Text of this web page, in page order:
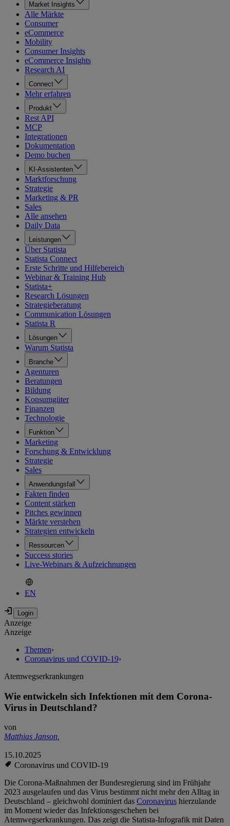
Market Insights
Alle Märkte
Consumer
eCommerce
Mobility
Consumer Insights
eCommerce Insights
Research AI
Connect
Mehr erfahren
Produkt
Rest API
MCP
Integrationen
Dokumentation
Demo buchen
KI-Assistenten
Marktforschung
Strategie
Marketing & PR
Sales
Alle ansehen
Daily Data
Leistungen
Über Statista
Statista Connect
Erste Schritte und Hilfebereich
Webinar & Training Hub
Statista+
Research Lösungen
Strategieberatung
Communication Lösungen
Statista R
Lösungen
Warum Statista
Branche
Agenturen
Beratungen
Bildung
Konsumgüter
Finanzen
Technologie
Funktion
Marketing
Forschung & Entwicklung
Strategie
Sales
Anwendungsfall
Fakten finden
Content stärken
Pitches gewinnen
Märkte verstehen
Strategien entwickeln
Ressourcen
Success stories
Live-Webinars & Aufzeichnungen
EN
Anzeige
Anzeige
Themen›
Coronavirus und COVID-19›
Atemwegserkrankungen
Wie entwickeln sich Infektionen mit dem Corona-
Virus in Deutschland?
von
Matthias Janson,
15.10.2025
Coronavirus und COVID-19
Die Corona-Maßnahmen der Bundesregierung sind im Frühjahr
2023 ausgelaufen und das Virus bestimmt nicht mehr den Alltag in
Deutschland – gleichwohl dominiert das Coronavirus hierzulande
im Moment wieder das Infektionsgeschehen bei
Atemwegserkrankungen. Das zeigt die Statista-Infografik mit Daten